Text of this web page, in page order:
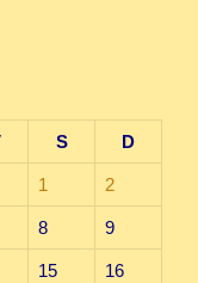
S D
1 2
8 9
15 16